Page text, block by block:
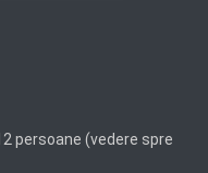
persoane (vedere spre